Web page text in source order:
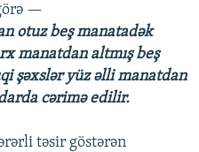
—
otuz beş manatadək
manatdan altmış beş
şəxslər yüz əlli manatdan
cərimə edilir.
təsir göstərən